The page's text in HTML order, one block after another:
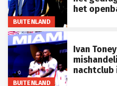
BUITENLAND
het
BUITENLAND
Ivan
nachtclub